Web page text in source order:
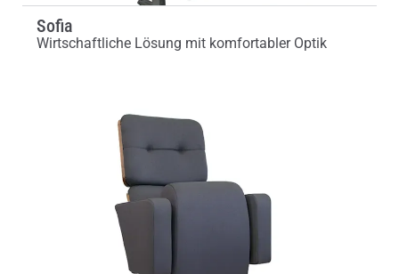
Sofia
Wirtschaftliche Lösung mit komfortabler Optik